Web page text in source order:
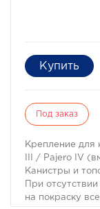
Под заказ
Крепление для
III / Pajero IV
Канистры и
При
на покраску